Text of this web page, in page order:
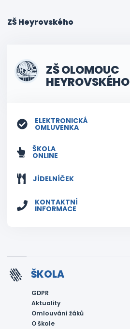
ZŠ Heyrovského
ZŠ OLOMOUC
HEYROVSKÉHO
ELEKTRONICKÁ
OMLUVENKA
ŠKOLA
ONLINE
JÍDELNÍČEK
KONTAKTNÍ
INFORMACE
ŠKOLA
GDPR
Aktuality
Omlouvání žáků
O škole